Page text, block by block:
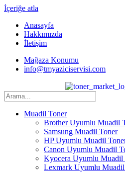
İçeriğe atla
Anasayfa
Hakkımızda
İletişim
Mağaza Konumu
info@tmyaziciservisi.com
Muadil Toner
Brother Uyumlu Muadil
Samsung Muadil Toner
HP Uyumlu Muadil
Canon Uyumlu Muadil
Kyocera Uyumlu Muadil
Lexmark Uyumlu